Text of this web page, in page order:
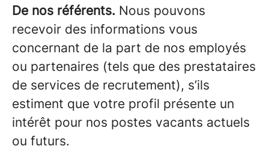
De nos référents. Nous pouvons
recevoir des informations vous
concernant de la part de nos employés
ou partenaires (tels que des prestataires
de services de recrutement), s’ils
estiment que votre profil présente un
intérêt pour nos postes vacants actuels
ou futurs.